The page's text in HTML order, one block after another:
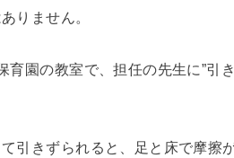
りません。
園の教室で、担任の先生に”引
引きずられると、足と床で摩擦